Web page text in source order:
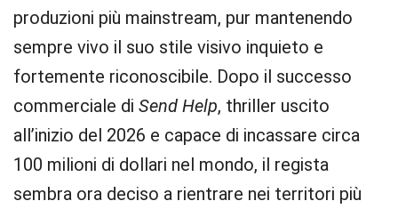
produzioni più mainstream, pur mantenendo
sempre vivo il suo stile visivo inquieto e
fortemente riconoscibile. Dopo il successo
commerciale di Send Help, thriller uscito
all’inizio del 2026 e capace di incassare circa
100 milioni di dollari nel mondo, il regista
sembra ora deciso a rientrare nei territori più